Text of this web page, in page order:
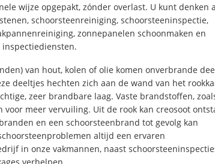
wijze opgepakt, zónder overlast. U kunt denken
schoorsteenreiniging, schoorsteeninspectie,
zonnepanelen schoonmaken en
van hout, kolen of olie komen onverbrande
deeltjes hechten zich aan de wand van het
zeer brandbare laag. Vaste brandstoffen,
voor meer vervuiling. Uit de rook kan creosoot
en een schoorsteenbrand tot gevolg kan
altijd een ervaren
in onze vakmannen, naast
verhelpen.